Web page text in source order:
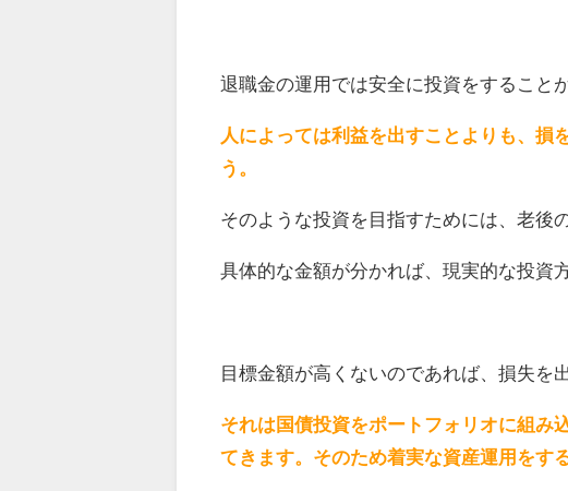
退職金の運用では安全に投資をすること
人によっては利益を出すことよりも、損
う。
そのような投資を目指すためには、老後
具体的な金額が分かれば、現実的な投資
目標金額が高くないのであれば、損失を
それは国債投資をポートフォリオに組み
てきます。そのため着実な資産運用をす